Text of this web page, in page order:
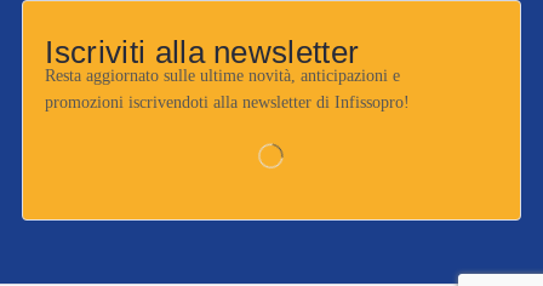
Iscriviti alla newsletter
Resta aggiornato sulle ultime novità, anticipazioni e
promozioni iscrivendoti alla newsletter di Infissopro!